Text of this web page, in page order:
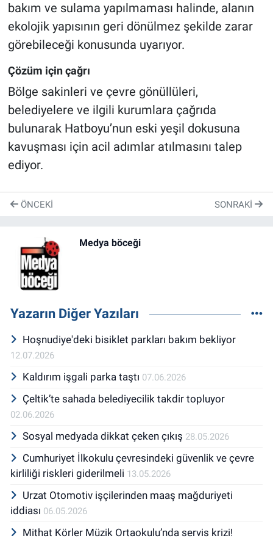
bakım ve sulama yapılmaması halinde, alanın
ekolojik yapısının geri dönülmez şekilde zarar
görebileceği konusunda uyarıyor.
Çözüm için çağrı
Bölge sakinleri ve çevre gönüllüleri,
belediyelere ve ilgili kurumlara çağrıda
bulunarak Hatboyu’nun eski yeşil dokusuna
kavuşması için acil adımlar atılmasını talep
ediyor.
ÖNCEKI SONRAKI
Medya böceği
Yazarın Diğer Yazıları
Hoşnudiye'deki bisiklet parkları bakım bekliyor
12.07.2026
Kaldırım işgali parka taştı 07.06.2026
Çeltik’te sahada belediyecilik takdir topluyor
02.06.2026
Sosyal medyada dikkat çeken çıkış 28.05.2026
Cumhuriyet İlkokulu çevresindeki güvenlik ve çevre
kirliliği riskleri giderilmeli 13.05.2026
Urzat Otomotiv işçilerinden maaş mağduriyeti
iddiası 06.05.2026
Mithat Körler Müzik Ortaokulu’nda servis krizi!